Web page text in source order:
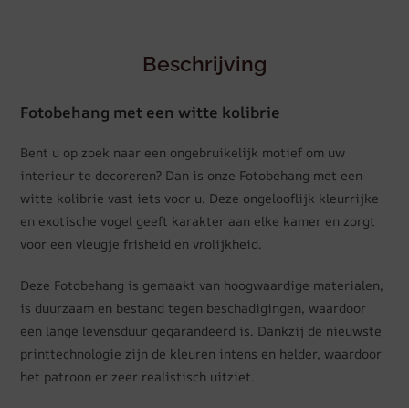
Beschrijving
Fotobehang met een witte kolibrie
Bent u op zoek naar een ongebruikelijk motief om uw
interieur te decoreren? Dan is onze Fotobehang met een
witte kolibrie vast iets voor u. Deze ongelooflijk kleurrijke
en exotische vogel geeft karakter aan elke kamer en zorgt
voor een vleugje frisheid en vrolijkheid.
Deze Fotobehang is gemaakt van hoogwaardige materialen,
is duurzaam en bestand tegen beschadigingen, waardoor
een lange levensduur gegarandeerd is. Dankzij de nieuwste
printtechnologie zijn de kleuren intens en helder, waardoor
het patroon er zeer realistisch uitziet.